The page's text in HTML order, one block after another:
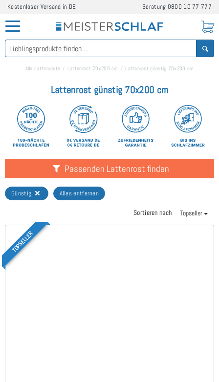
Kostenloser Versand in DE Beratung 0800 10 77 777
Alle Lattenroste Lattenrost 70x200 cm Lattenrost günstig 70x200 cm
Lattenrost günstig 70x200 cm
Passenden Lattenrost finden
Günstig Alles entfernen
Sortieren nach Topseller
TOPSELLER